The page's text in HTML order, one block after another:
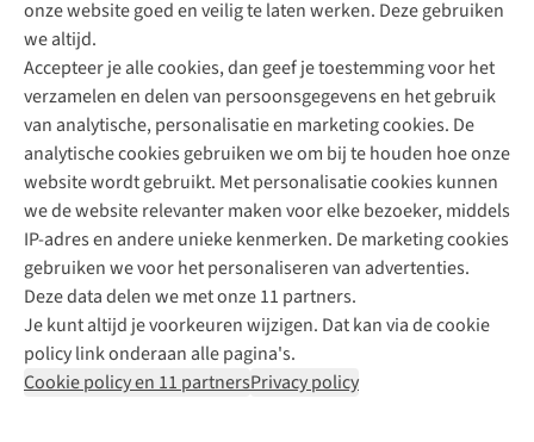
onze website goed en veilig te laten werken. Deze gebruiken
we altijd.
Accepteer je alle cookies, dan geef je toestemming voor het
verzamelen en delen van persoonsgegevens en het gebruik
van analytische, personalisatie en marketing cookies. De
analytische cookies gebruiken we om bij te houden hoe onze
website wordt gebruikt. Met personalisatie cookies kunnen
we de website relevanter maken voor elke bezoeker, middels
IP-adres en andere unieke kenmerken. De marketing cookies
gebruiken we voor het personaliseren van advertenties.
Deze data delen we met onze 11 partners.
Je kunt altijd je voorkeuren wijzigen. Dat kan via de cookie
policy link onderaan alle pagina's.
Cookie policy en 11 partnersPrivacy policy
Direct advies van een Buitenexpert
+31 (0)85 888 50 88
+31 6 12 28 49 80
Contactformulier